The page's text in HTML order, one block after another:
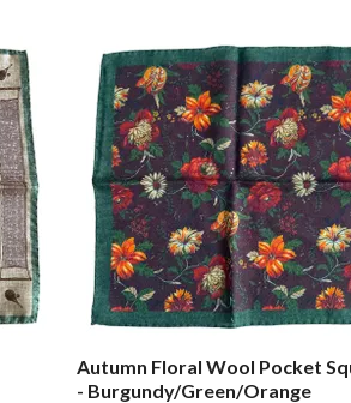
Autumn Floral Wool Pocket
- Burgundy/Green/Orange